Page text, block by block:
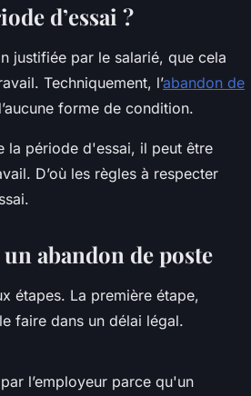
d’essai ?
justifiée par le salarié, que cela
Techniquement, l’abandon de
forme de condition.
la période d'essai, il peut être
D’où les règles à respecter
abandon de poste
étapes. La première étape,
faire dans un délai légal.
l’employeur parce qu'un